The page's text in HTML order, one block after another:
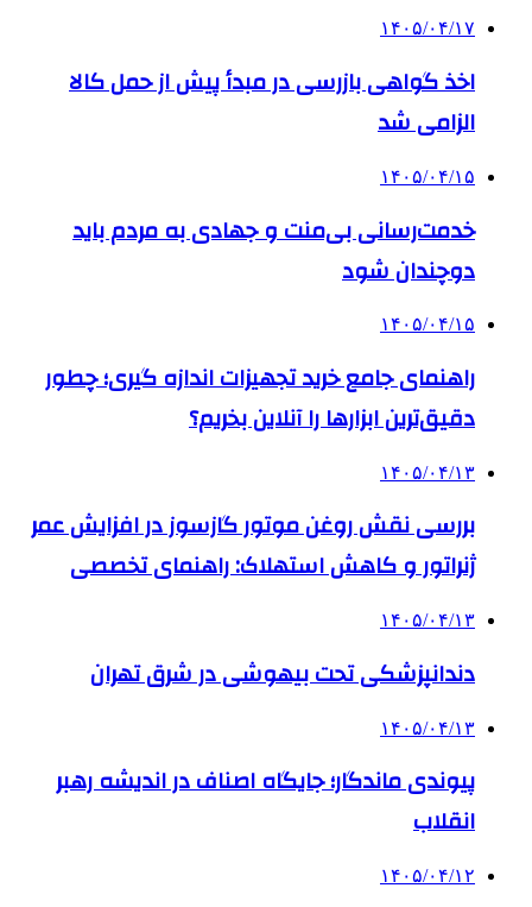
۱۴۰۵/۰۴/۱۷
اخذ گواهی بازرسی در مبدأ پیش از حمل کالا
الزامی شد
۱۴۰۵/۰۴/۱۵
خدمت‌رسانی بی‌منت و جهادی به مردم باید
دوچندان شود
۱۴۰۵/۰۴/۱۵
راهنمای جامع خرید تجهیزات اندازه گیری؛ چطور
دقیق‌ترین ابزارها را آنلاین بخریم؟
۱۴۰۵/۰۴/۱۳
بررسی نقش روغن موتور گازسوز در افزایش عمر
ژنراتور و کاهش استهلاک: راهنمای تخصصی
۱۴۰۵/۰۴/۱۳
دندانپزشکی تحت بیهوشی در شرق تهران
۱۴۰۵/۰۴/۱۳
پیوندی ماندگار؛ جایگاه اصناف در اندیشه رهبر
انقلاب
۱۴۰۵/۰۴/۱۲